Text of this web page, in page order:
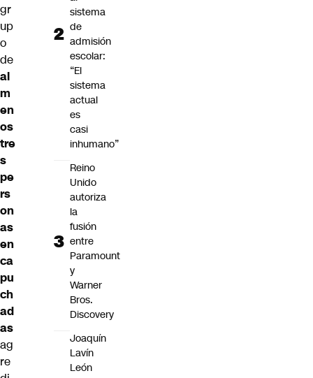
gr
up
o
de
al
m
en
os
tre
s
pe
rs
on
as
en
ca
pu
ch
ad
as
ag
re
sistema
de
admisión
escolar:
“El
sistema
actual
es
casi
inhumano”
Reino
Unido
autoriza
la
fusión
entre
Paramount
y
Warner
Bros.
Discovery
Joaquín
Lavín
León